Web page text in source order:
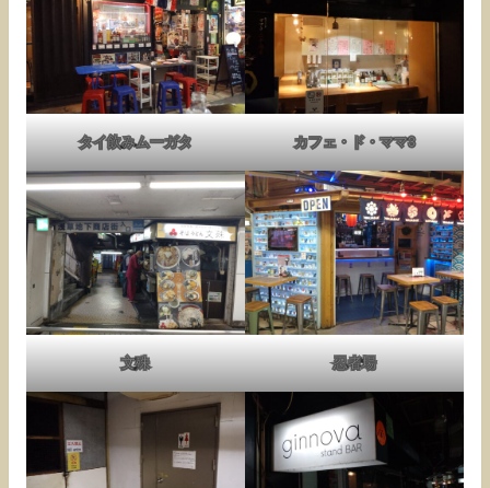
タイ飲みムーガタ カフェ・ド・ママ3
文殊 忍者場